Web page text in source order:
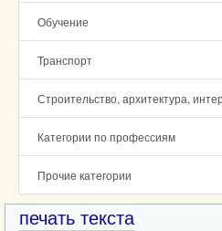
Обучение
Транспорт
Строительство, архитектура,
Категории по профессиям
Прочие категории
печать текста